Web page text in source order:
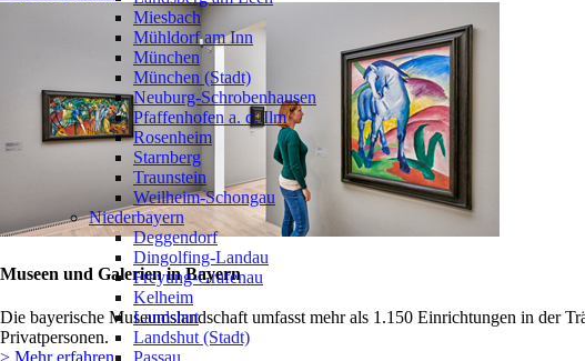
Museen und Galerien in Bayern
Die bayerische Museumslandschaft umfasst mehr als 1.150 Einrichtungen in der
Privatpersonen.
Miesbach
Mühldorf am Inn
München
München (Stadt)
Neuburg-Schrobenhausen
Pfaffenhofen a. d. Ilm
Rosenheim
Starnberg
Traunstein
Weilheim-Schongau
Niederbayern
Deggendorf
Dingolfing-Landau
Freyung-Grafenau
Kelheim
Landshut
Landshut (Stadt)
Passau